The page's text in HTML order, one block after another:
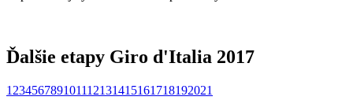
Ďalšie etapy Giro d'Italia 2017
1 23456789101112131415161718192021